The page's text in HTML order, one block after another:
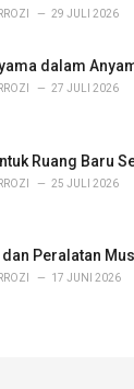
29 JULI 2026
dalam
27 JULI 2026
Ruang Baru
25 JULI 2026
Peralatan
17 JUNI 2026